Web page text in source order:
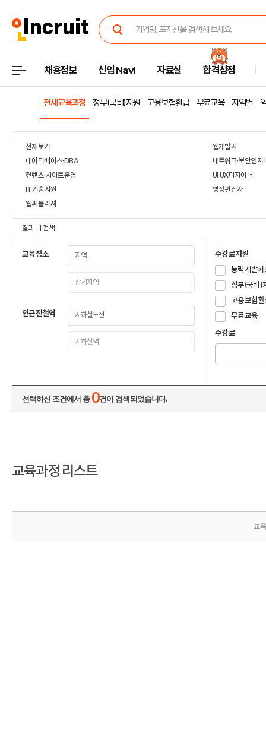
채용정보 신입 Navi 자료실 합격상점
전체교육과정 정부(국비)지원 고용보험환급 무료교육 지역별
전체보기
웹개발자
데이터베이스·DBA
네트워크·보안엔지
컨텐츠·사이트운영
UI·UX디자이너
IT기술지원
영상편집자
웹퍼블리셔
결과 내 검색
교육장소
인근전철역
수강료지원
능력개발
정부(국비)
고용보험
무료교육
수강료
선택하신 조건에서 총 0건이 검색되었습니다.
교육과정 리스트
교